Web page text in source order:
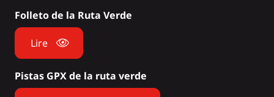
Folleto de la Ruta Verde
Lire
Pistas GPX de la ruta verde